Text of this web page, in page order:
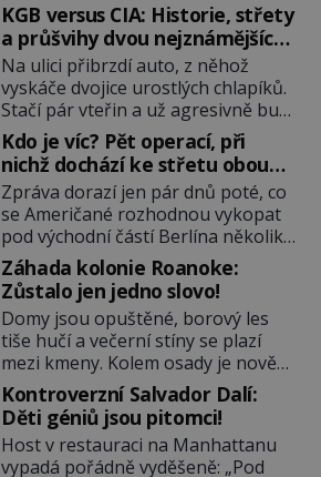
KGB versus CIA: Historie, střety
a průšvihy dvou nejznámějších
tajných služeb historie
Na ulici přibrzdí auto, z něhož
vyskáče dvojice urostlých chlapíků.
Stačí pár vteřin a už agresivně buší
na dveře. O další okamžik později
vlečou nebožáka do auta, a pak už
ho nikdy nikdo nespatří. Dostal se
totiž do rukou všemocné KGB. Jako
sourozenci, kteří si nemohou přijít
na jméno. Neustále se předhání v
plánování sabotáží, […]
Kdo je víc? Pět operací, při
nichž dochází ke střetu obou
tajných služeb
Zpráva dorazí jen pár dnů poté, co
se Američané rozhodnou vykopat
pod východní částí Berlína několik
stovek metrů dlouhý tunel. Sověti
na sobě nenechají nic znát a
nechají nepřítele, aby si myslel, že
je přechytračil. Cennou informaci
jim dodá jeden z agentů. Oba
tábory jsou zvyklé působit v pozadí
a podle situace tlačit, jak oni […]
Záhada kolonie Roanoke:
Zůstalo jen jedno slovo!
Domy jsou opuštěné, borový les
tiše hučí a večerní stíny se plazí
mezi kmeny. Kolem osady je nově
postavená palisáda, ale ani to
nejspíš nedokáže osadníky
zachránit. Muži, ženy, děti – všichni
jsou pryč. Nadobro a navždycky!
Kontroverzní Salvador Dalí:
Děti géniů jsou pitomci!
Host v restauraci na Manhattanu
vypadá pořádně vyděšeně: „Pod